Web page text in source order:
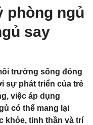
phòng ngủ
say
trường sống đóng
sự phát triển của trẻ
việc áp dụng
có thể mang lại
khỏe, tinh thần và trí